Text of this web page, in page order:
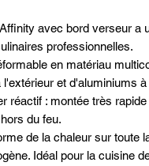
avec bord verseur a
professionnelles.
en matériau
et d'aluminiums à
réactif : montée très
du feu.
de la chaleur sur toute
Idéal pour la cuisine